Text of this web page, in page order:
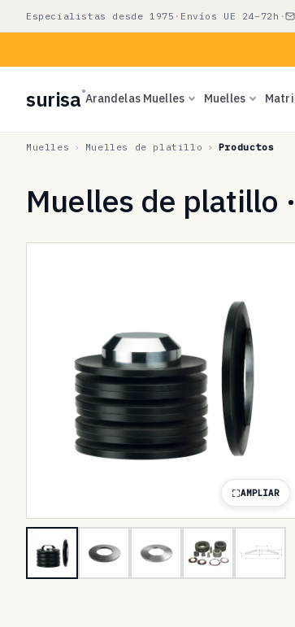
directamente
al contenido
Especialistas desde 1975 · Envíos UE 24–72h ·
surisa®Arandelas Muelles Muelles
Muelles Muelles de platillo Productos
Muelles de platillo
AMPLIAR